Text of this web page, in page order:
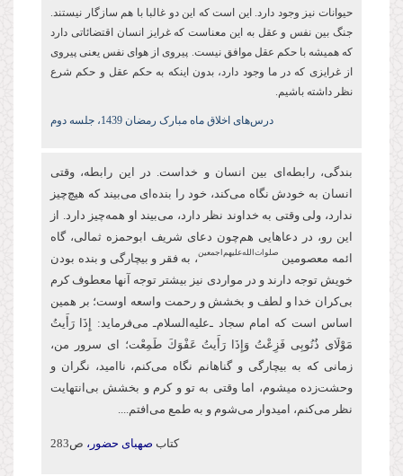
حیوانات نیز وجود دارد. این است که این دو غالبا با هم سازگار نیستند.
جنگ بین نفس و عقل به این معناست که غرایز انسان اقتضائاتی دارد
که همیشه با حکم عقل موافق نیست. پیروی از هوای نفس یعنی پیروی
از غرایزی که در ما وجود دارد، بدون اینکه به حکم عقل و حکم شرع
نظر داشته باشیم.
درس‌های اخلاق ماه مبارک رمضان 1439، جلسه دوم
بندگی، رابطه‌ای بین انسان و خداست. در این رابطه، وقتی
انسان به خودش نگاه می‌کند، خود را بنده‌ای می‌بیند که هیچ‌چیز
ندارد، ولی وقتی به خداوند نظر دارد، می‌بیند او همه‌چیز دارد. از
این‌ رو، در دعاهایی هم‌چون دعای شریف ابو‌حمزه ثمالی، گاه
ائمه معصومین صلوات‌‌الله‌‌عليهم‌‌اجمعين ، به فقر و بیچارگی و بنده بودن
خویش توجه دارند و در مواردی نیز بیشتر توجه آنها معطوف كرم
بی‌کران خدا و لطف و بخشش و رحمت واسعه اوست؛ بر همین
اساس است كه امام سجاد ـ‌علیه‌السلام‌ـ می‌فرماید: إِذَا رَأَیتُ
مَوْلَای ذُنُوبِی فَزِعْتُ وَإِذَا رَأَیتُ عَفْوَكَ طَمِعْت؛ ای سرور من،
زمانی که به بیچارگی و گناهانم نگاه می‌کنم، ناامید، نگران و
وحشت‌زده می‏شوم، اما وقتی به تو و كرم و بخشش بی‌انتهایت
نظر می‌کنم، امیدوار ‏می‌شوم و به طمع می‌افتم....
کتاب صهبای حضور، ص283